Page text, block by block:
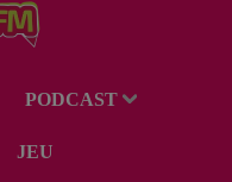
PODCAST
JEU